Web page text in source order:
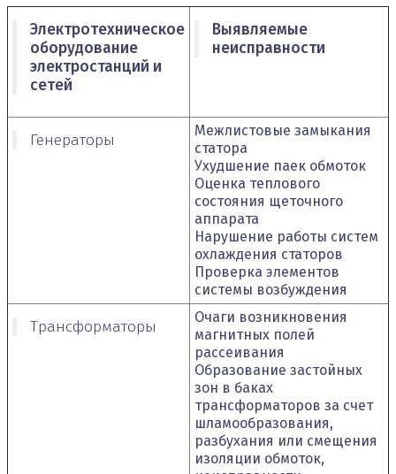
Электротехническое
оборудование
электростанций и
сетей
Выявляемые
неисправности
Генераторы
Межлистовые замыкания
статора
Ухудшение паек обмоток
Оценка теплового
состояния щеточного
аппарата
Нарушение работы систем
охлаждения статоров
Проверка элементов
системы возбуждения
Трансформаторы
Очаги возникновения
магнитных полей
рассеивания
Образование застойных
зон в баках
трансформаторов за счет
шламообразования,
разбухания или смещения
изоляции обмоток,